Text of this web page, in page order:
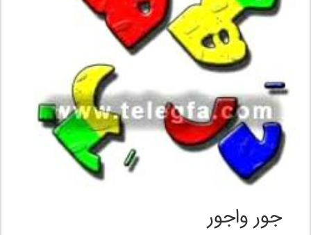
جور واجور